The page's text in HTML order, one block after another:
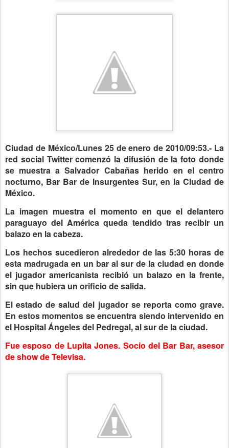
Ciudad de México/Lunes 25 de enero de 2010/09:53.- La
red social Twitter comenzó la difusión de la foto donde
se muestra a Salvador Cabañas herido en el centro
nocturno, Bar Bar de Insurgentes Sur, en la Ciudad de
México.
La imagen muestra el momento en que el delantero
paraguayo del América queda tendido tras recibir un
balazo en la cabeza.
Los hechos sucedieron alrededor de las 5:30 horas de
esta madrugada en un bar al sur de la ciudad en donde
el jugador americanista recibió un balazo en la frente,
sin que hubiera un orificio de salida.
El estado de salud del jugador se reporta como grave.
En estos momentos se encuentra siendo intervenido en
el Hospital Ángeles del Pedregal, al sur de la ciudad.
Fue esposo de Lupita Jones. Socio del Bar Bar, asesor
de show de Televisa.